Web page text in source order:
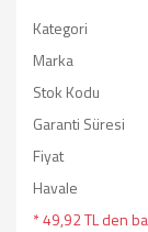
Kategori
Marka
Stok Kodu
Garanti Süresi
Fiyat
Havale
* 49,92 TL den